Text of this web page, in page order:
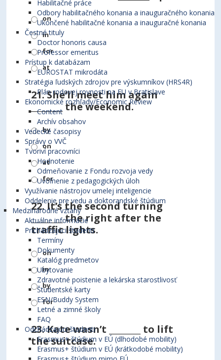
Habilitačné práce
Odbory habilitačného konania a inauguračného konania
Ukončené habilitačné konania a inauguračné konania
Čestné tituly
Doctor honoris causa
Professor emeritus
Prístup k databázam
EUROSTAT mikrodáta
Stratégia ľudských zdrojov pre výskumníkov (HRS4R)
Plán rodovej rovnosti na EU v Bratislave
Ekonomické rozhľady/Economic Review
Content
Archív obsahov
Vedecké časopisy
Správy o VVČ
Tvoriví pracovníci
Hodnotenie
Odmeňovanie z Fondu rozvoja vedy
Uvoľnenie z pedagogických úloh
Využívanie nástrojov umelej inteligencie
Oddelenie pre vedu a doktorandské štúdium
Medzinárodné vzťahy
Aktuálne informácie
Prichádzajúci študenti
Termíny
Dokumenty
Katalóg predmetov
Ubytovanie
Zdravotné poistenie a lekárska starostlivosť
Študentské karty
ESN/Buddy System
Letné a zimné školy
FAQ
Odchádzajúci študenti
Erasmus+ štúdium v EÚ (dlhodobé mobility)
Erasmus+ štúdium v EÚ (krátkodobé mobility)
on
in
for
at
21.She’ll meet him again
________ the weekend.
by
on
at
for
22.It’s the second turning
________ the right after the
traffic lights.
on
in
by
for
23.Kate wasn’t ________ to lift
the suitcase.